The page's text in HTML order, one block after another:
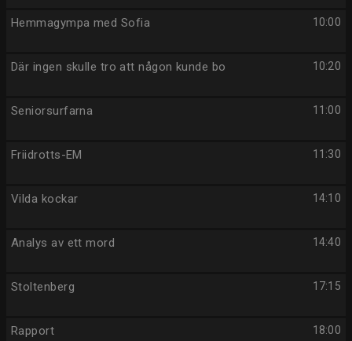
10:00
Hemmagympa med Sofia
10:20
Där ingen skulle tro att någon kunde bo
11:00
Seniorsurfarna
11:30
Friidrotts-EM
14:10
Vilda kockar
14:40
Analys av ett mord
17:15
Stoltenberg
18:00
Rapport